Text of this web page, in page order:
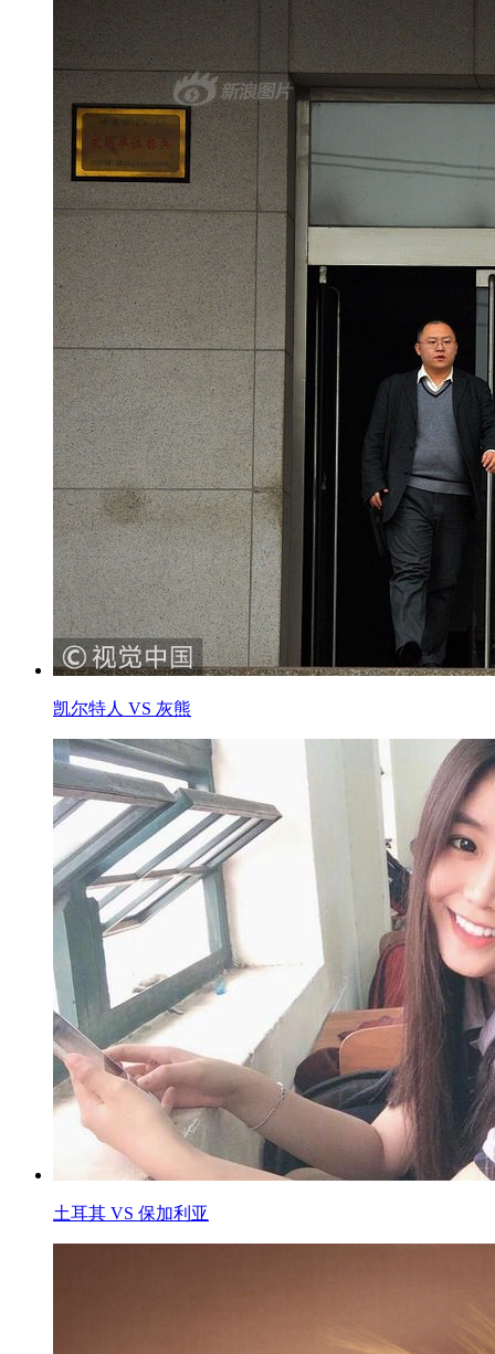
凯尔特人 VS 灰熊
土耳其 VS 保加利亚